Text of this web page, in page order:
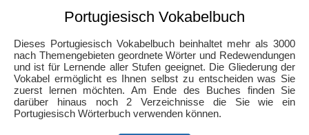
Portugiesisch Vokabelbuch
Dieses Portugiesisch Vokabelbuch beinhaltet mehr als 3000
nach Themengebieten geordnete Wörter und Redewendungen
und ist für Lernende aller Stufen geeignet. Die Gliederung der
Vokabel ermöglicht es Ihnen selbst zu entscheiden was Sie
zuerst lernen möchten. Am Ende des Buches finden Sie
darüber hinaus noch 2 Verzeichnisse die Sie wie ein
Portugiesisch Wörterbuch verwenden können.